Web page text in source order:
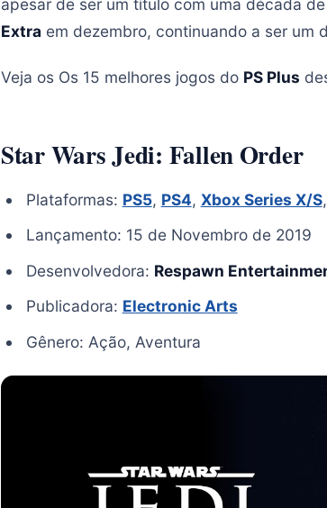
apesar de ser um título com uma década
Extra em dezembro, continuando a ser um
Veja os Os 15 melhores jogos do PS Plus
Star Wars Jedi: Fallen Order
Plataformas: PS5, PS4, Xbox Series X/S,
Lançamento: 15 de Novembro de 2019
Desenvolvedora: Respawn
Publicadora: Electronic Arts
Gênero: Ação, Aventura